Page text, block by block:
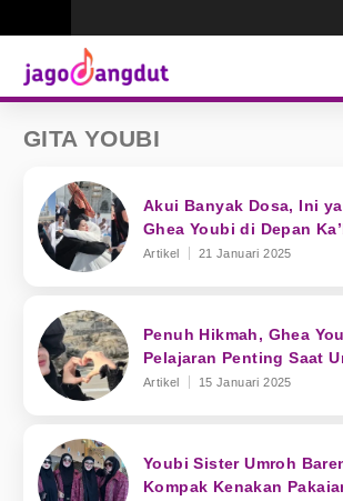
GITA YOUBI
Akui Banyak Dosa, Ini
Ghea Youbi di Depan
Artikel 21 Januari 2025
Penuh Hikmah, Ghea
Pelajaran Penting Saat
Artikel 15 Januari 2025
Youbi Sister Umroh
Kompak Kenakan